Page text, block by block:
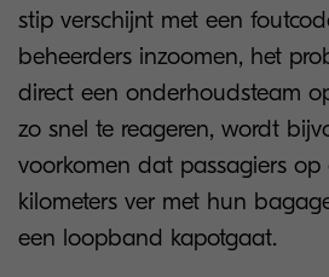
stip verschijnt met een
beheerders inzoomen, het
direct een onderhoudsteam
zo snel te reageren, wordt
voorkomen dat passagiers op
kilometers ver met hun
een loopband kapotgaat.